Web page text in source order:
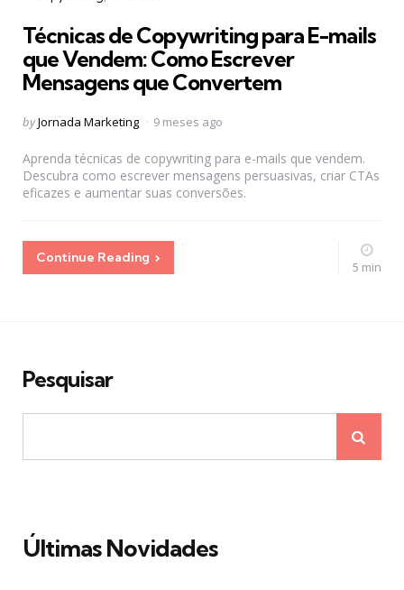
Técnicas de Copywriting para E-mails
que Vendem: Como Escrever
Mensagens que Convertem
Posted
byJornada Marketing 9 meses ago
Aprenda técnicas de copywriting para e-mails que vendem.
Descubra como escrever mensagens persuasivas, criar CTAs
eficazes e aumentar suas conversões.
Continue Reading
5 min
Pesquisar
Últimas Novidades